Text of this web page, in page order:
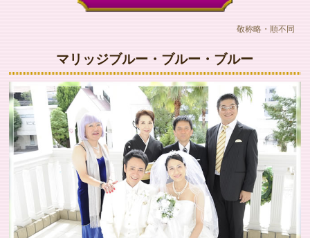
敬称略・順不同
マリッジブルー・ブルー・ブルー